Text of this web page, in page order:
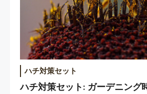
ハチ対策セット
ハチ対策セット: ガーデニング